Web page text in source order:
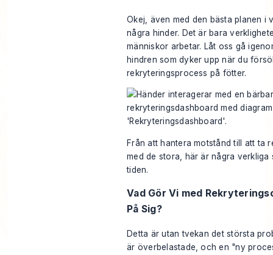
Okej, även med den bästa planen i
några hinder. Det är bara
människor arbetar. Låt oss gå
hindren som dyker upp när du
rekryteringsprocess på fötter.
Från att hantera motstånd till att ta
med de stora, här är några
tiden.
Vad Gör Vi med
På Sig?
Detta är utan tvekan det största
är överbelastade, och en "ny